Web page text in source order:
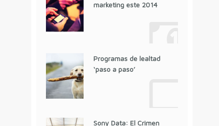
marketing este 2014
Programas de lealtad
‘paso a paso’
Sony Data: El Crimen